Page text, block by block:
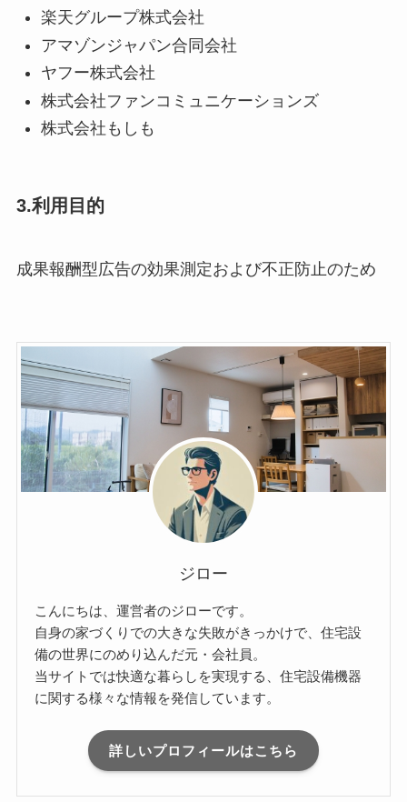
楽天グループ株式会社
アマゾンジャパン合同会社
ヤフー株式会社
株式会社ファンコミュニケーションズ
株式会社もしも
3.利用目的
成果報酬型広告の効果測定および不正防止のため
ジロー
こんにちは、運営者のジローです。
自身の家づくりでの大きな失敗がきっかけで、住宅設
備の世界にのめり込んだ元・会社員。
当サイトでは快適な暮らしを実現する、住宅設備機器
に関する様々な情報を発信しています。
詳しいプロフィールはこちら